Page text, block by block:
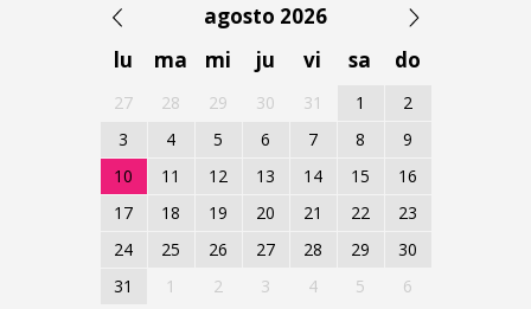
agosto 2026
lu
ma mi ju vi sa do
27 28 29 30 31 1
2
3
4 5 6 7 8
9
10
11 12 13 14 15
16
17
18 19 20 21 22
23
24
25 26 27 28 29
30
31
1 2 3 4 5 6